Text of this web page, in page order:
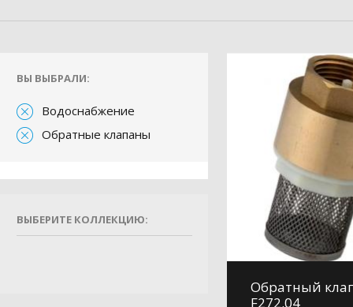
ВЫ ВЫБРАЛИ:
Водоснабжение
Обратные клапаны
ВЫБЕРИТЕ КОЛЛЕКЦИЮ:
Обратный
F272.04